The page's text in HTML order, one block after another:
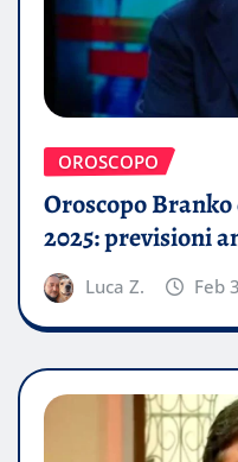
OROSCOPO
Oroscopo
2025: previsioni
Luca Z. Feb